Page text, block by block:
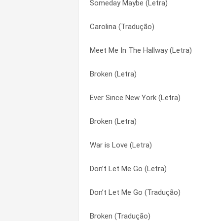
Someday Maybe (Letra)
Carolina (Tradução)
Meet Me In The Hallway (Letra)
Broken (Letra)
Ever Since New York (Letra)
Broken (Letra)
War is Love (Letra)
Don’t Let Me Go (Letra)
Don’t Let Me Go (Tradução)
Broken (Tradução)
Woman (Tradução)
Woman (Letra)
Carolina (Tradução)
Carolina (Letra)
Two Ghosts (Tradução)
Two Ghosts (Letra)
Kiwi (Tradução)
Kiwi (Letra)
Sweet Creature (Tradução)
Sweet Creature (Letra)
Only Angel (Tradução)
Sign Of The Times (Letra)
Sign Of The Times (Tradução)
Someday Maybe (Letra)
Sweet Creature (Letra)
Sweet Creature (Tradução)
Two Ghosts (Letra)
Two Ghosts (Tradução)
War is Love (Letra)
Woman (Letra)